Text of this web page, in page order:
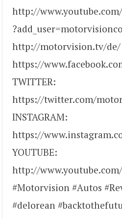
http://
http://motorvision.tv/de/
https://
TWITTER:
https://twitter.com/
INSTAGRAM:
https://
YOUTUBE:
http://
#Motorvision #Autos
#delorean